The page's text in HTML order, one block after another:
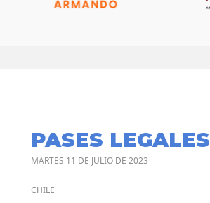
PASES LEGALES
MARTES 11 DE JULIO DE 2023
CHILE